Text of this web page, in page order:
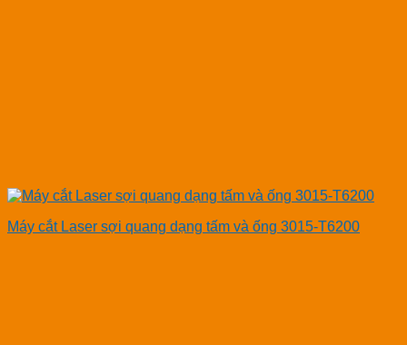
Máy cắt Laser sợi quang dạng tấm và ống 3015-T6200